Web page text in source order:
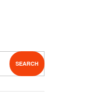
SEARCH